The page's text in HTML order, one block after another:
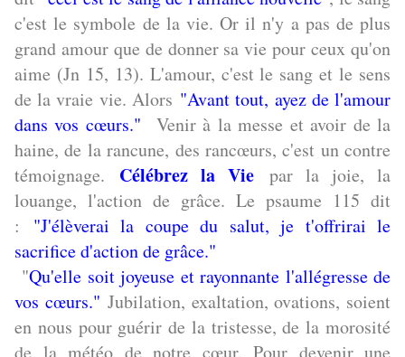
c'est le symbole de la vie. Or il n'y a pas de plus
grand amour que de donner sa vie pour ceux qu'on
aime (Jn 15, 13). L'amour, c'est le sang et le sens
de la vraie vie. Alors "Avant tout, ayez de l'amour
dans vos cœurs." Venir à la messe et avoir de la
haine, de la rancune, des rancœurs, c'est un contre
témoignage. Célébrez la Vie par la joie, la
louange, l'action de grâce. Le psaume 115 dit
: "J'élèverai la coupe du salut, je t'offrirai le
sacrifice d'action de grâce."
"Qu'elle soit joyeuse et rayonnante l'allégresse de
vos cœurs."Jubilation, exaltation, ovations, soient
en nous pour guérir de la tristesse, de la morosité